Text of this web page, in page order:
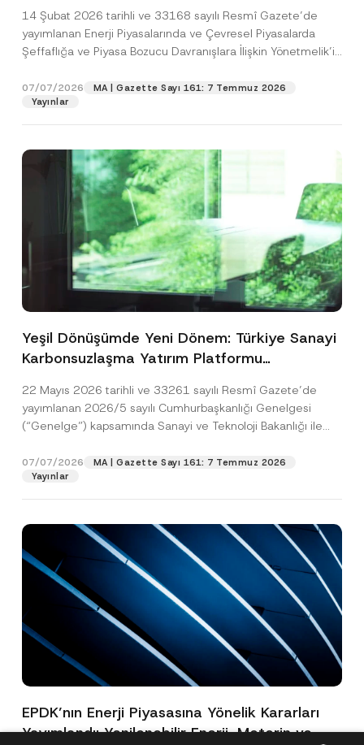
14 Şubat 2026 tarihli ve 33168 sayılı Resmî Gazete’de
yayımlanan Enerji Piyasalarında ve Çevresel Piyasalarda
Şeffaflığa ve Piyasa Bozucu Davranışlara İlişkin Yönetmelik’in
07/07/2026
MA | Gazette Sayı 161: 7 Temmuz 2026
Yayınlar
Yeşil Dönüşümde Yeni Dönem: Türkiye Sanayi
Karbonsuzlaşma Yatırım Platformu
22 Mayıs 2026 tarihli ve 33261 sayılı Resmî Gazete’de
yayımlanan 2026/5 sayılı Cumhurbaşkanlığı Genelgesi
(“Genelge”) kapsamında Sanayi ve Teknoloji Bakanlığı ile
07/07/2026
MA | Gazette Sayı 161: 7 Temmuz 2026
Yayınlar
EPDK’nın Enerji Piyasasına Yönelik Kararları
Yayımlandı: Yenilenebilir Enerji, Motorin ve